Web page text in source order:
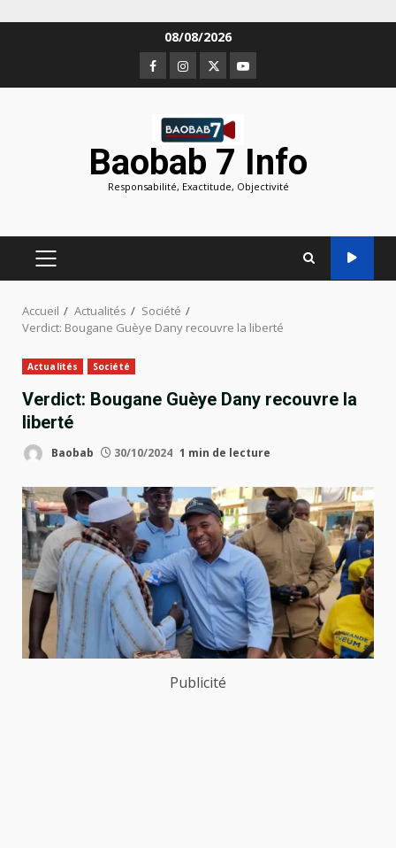
08/08/2026
Facebook
Instagram
TwitterYoutube
Baobab 7 Info
Responsabilité, Exactitude, Objectivité
MENU
PRINCIPAL
Accueil Actualités
Société
Verdict: Bougane Guèye Dany recouvre la liberté
Actualités Société
Verdict: Bougane Guèye Dany recouvre la
liberté
Baobab 30/10/2024 1 min de lecture
Publicité